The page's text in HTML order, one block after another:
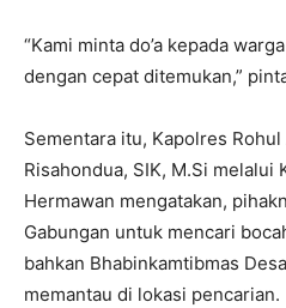
“Kami minta do’a kepada
dengan cepat ditemukan,”
Sementara itu, Kapolres Rohul
Risahondua, SIK, M.Si melalui
Hermawan mengatakan,
Gabungan untuk mencari
bahkan Bhabinkamtibmas
memantau di lokasi pencarian.